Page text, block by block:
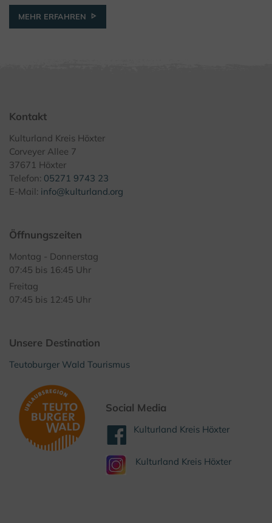
MEHR ERFAHREN
Kontakt
Kulturland Kreis Höxter
Corveyer Allee 7
37671 Höxter
Telefon: 05271 9743 23
E-Mail: info@kulturland.org
Öffnungszeiten
Montag - Donnerstag
07:45 bis 16:45 Uhr
Freitag
07:45 bis 12:45 Uhr
Unsere Destination
Teutoburger Wald Tourismus
Social Media
Kulturland Kreis Höxter
Kulturland Kreis Höxter